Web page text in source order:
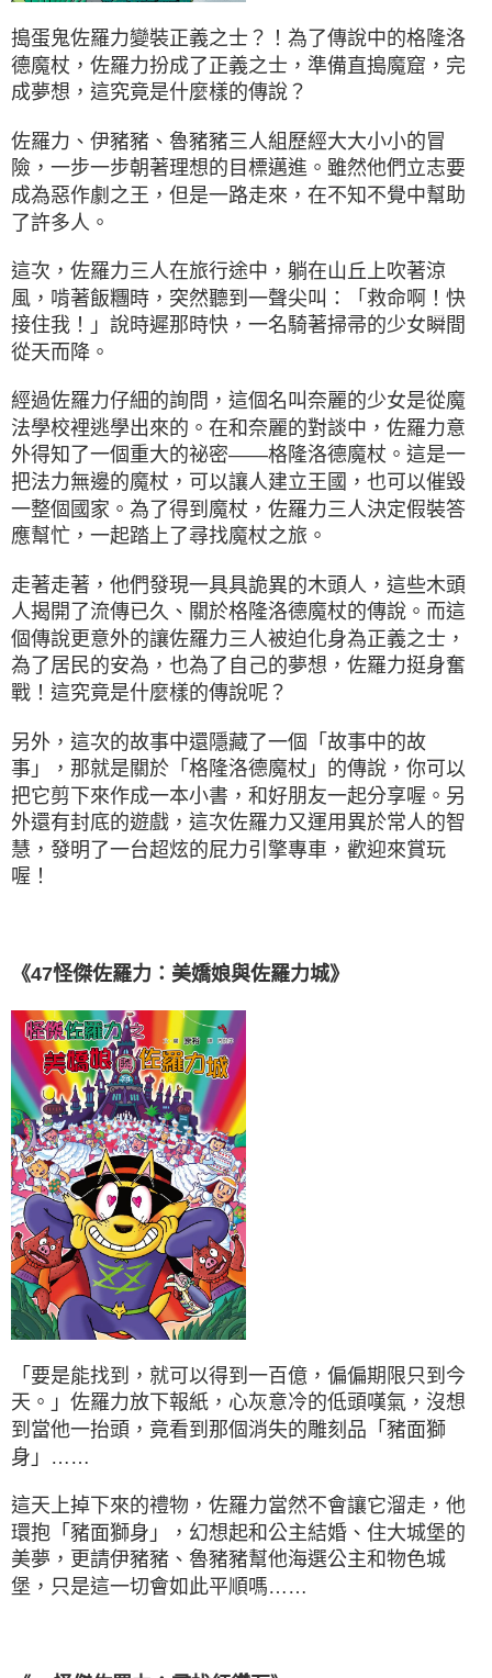
搗蛋鬼佐羅力變裝正義之士？！為了傳說中的格隆洛
德魔杖，佐羅力扮成了正義之士，準備直搗魔窟，完
成夢想，這究竟是什麼樣的傳說？
佐羅力、伊豬豬、魯豬豬三人組歷經大大小小的冒
險，一步一步朝著理想的目標邁進。雖然他們立志要
成為惡作劇之王，但是一路走來，在不知不覺中幫助
了許多人。
這次，佐羅力三人在旅行途中，躺在山丘上吹著涼
風，啃著飯糰時，突然聽到一聲尖叫：「救命啊！快
接住我！」說時遲那時快，一名騎著掃帚的少女瞬間
從天而降。
經過佐羅力仔細的詢問，這個名叫奈麗的少女是從魔
法學校裡逃學出來的。在和奈麗的對談中，佐羅力意
外得知了一個重大的祕密——格隆洛德魔杖。這是一
把法力無邊的魔杖，可以讓人建立王國，也可以催毀
一整個國家。為了得到魔杖，佐羅力三人決定假裝答
應幫忙，一起踏上了尋找魔杖之旅。
走著走著，他們發現一具具詭異的木頭人，這些木頭
人揭開了流傳已久、關於格隆洛德魔杖的傳說。而這
個傳說更意外的讓佐羅力三人被迫化身為正義之士，
為了居民的安為，也為了自己的夢想，佐羅力挺身奮
戰！這究竟是什麼樣的傳說呢？
另外，這次的故事中還隱藏了一個「故事中的故
事」，那就是關於「格隆洛德魔杖」的傳說，你可以
把它剪下來作成一本小書，和好朋友一起分享喔。另
外還有封底的遊戲，這次佐羅力又運用異於常人的智
慧，發明了一台超炫的屁力引擎專車，歡迎來賞玩
喔！
《47怪傑佐羅力：美嬌娘與佐羅力城》
「要是能找到，就可以得到一百億，偏偏期限只到今
天。」佐羅力放下報紙，心灰意冷的低頭嘆氣，沒想
到當他一抬頭，竟看到那個消失的雕刻品「豬面獅
身」……
這天上掉下來的禮物，佐羅力當然不會讓它溜走，他
環抱「豬面獅身」，幻想起和公主結婚、住大城堡的
美夢，更請伊豬豬、魯豬豬幫他海選公主和物色城
堡，只是這一切會如此平順嗎……